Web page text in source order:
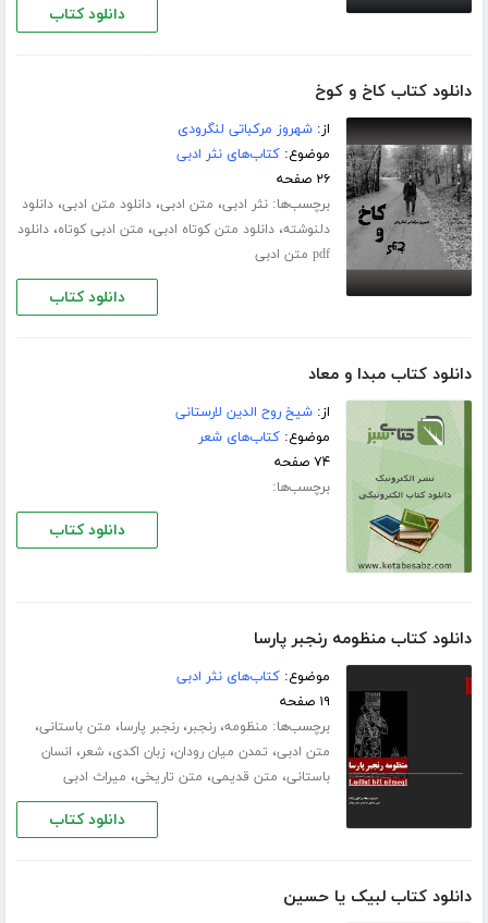
دانلود کتاب
دانلود کتاب کاخ و کوخ
از:شهروز مرکباتی لنگرودی
موضوع:کتاب‌های نثر ادبی
۲۶ صفحه
برچسب‌ها:نثر ادبی، متن ادبی،دانلود متن ادبی،دانلود
دلنوشته،دانلود متن کوتاه ادبی، متن ادبی کوتاه،دانلود
pdf متن ادبی
دانلود کتاب
دانلود کتاب مبدا و معاد
از:شیخ روح الدین لارستانی
موضوع:کتاب‌های شعر
۷۴ صفحه
برچسب‌ها:
دانلود کتاب
دانلود کتاب منظومه رنجبر پارسا
موضوع:کتاب‌های نثر ادبی
۱۹ صفحه
برچسب‌ها: منظومه،رنجبر،رنجبر پارسا، متن باستانی،
متن ادبی، تمدن میان رودان، زبان اکدی،شعر، انسان
باستانی، متن قدیمی، متن تاریخی، میراث ادبی
دانلود کتاب
دانلود کتاب لبیک یا حسین